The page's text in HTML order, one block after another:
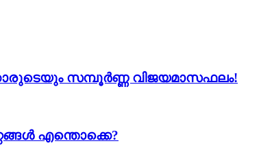
സമ്പൂർണ്ണ വിജയമാസഫലം!
എന്തൊക്കെ?